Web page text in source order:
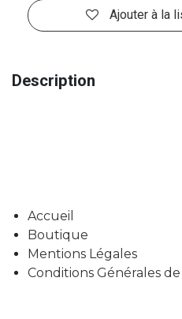
Ajouter à la
Description
Accueil
Boutique
Mentions Légales
Conditions Générales